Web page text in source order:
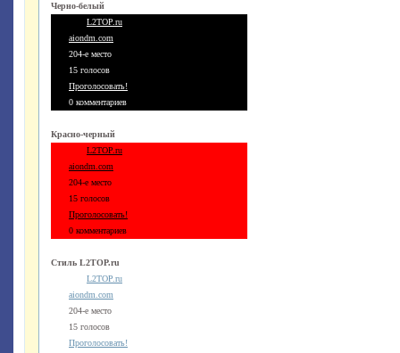
Черно-белый
L2TOP.ru
aiondm.com
204-е место
15 голосов
Проголосовать!
0 комментариев
Красно-черный
L2TOP.ru
aiondm.com
204-е место
15 голосов
Проголосовать!
0 комментариев
Стиль L2TOP.ru
L2TOP.ru
aiondm.com
204-е место
15 голосов
Проголосовать!